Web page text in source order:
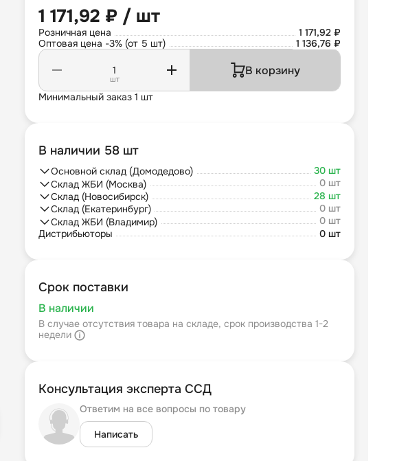
1 171,92 ₽ / шт
Розничная цена
1 171,92 ₽
Оптовая цена -3% (от 5 шт)
1 136,76 ₽
шт
В корзину
Минимальный заказ 1 шт
В наличии 58 шт
Основной склад (Домодедово)
30 шт
Склад ЖБИ (Москва)
0 шт
Склад (Новосибирск)
28 шт
Склад (Екатеринбург)
0 шт
Склад ЖБИ (Владимир)
0 шт
Дистрибьюторы
0 шт
Срок поставки
В наличии
В случае отсутствия товара на складе, срок производства 1-2
недели
Консультация эксперта ССД
Ответим на все вопросы по товару
Написать